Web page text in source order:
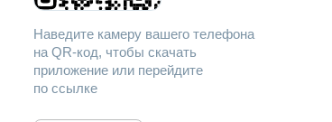
Наведите камеру вашего телефона
на QR-код, чтобы скачать
приложение или перейдите
по ссылке